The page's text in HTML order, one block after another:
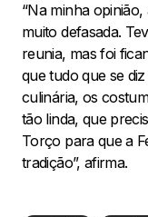
“Na minha
muito defasada.
reunia, mas foi
que tudo que se
culinária, os
tão linda, que
Torço para que a
tradição”, afirma.